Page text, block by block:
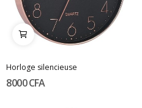
Horloge silencieuse
8 000 CFA